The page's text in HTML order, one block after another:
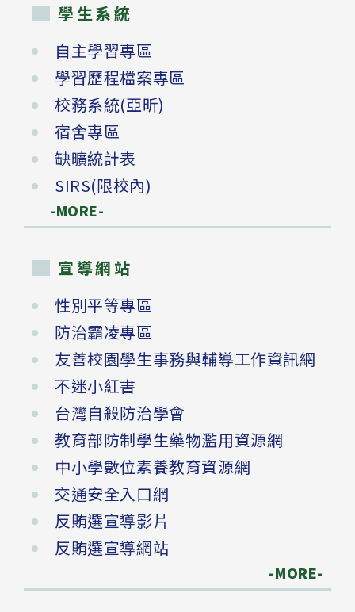
學生系統
自主學習專區
學習歷程檔案專區
校務系統(亞昕)
宿舍專區
缺曠統計表
SIRS(限校內)
-MORE-
宣導網站
性別平等專區
防治霸凌專區
友善校園學生事務與輔導工作資訊網
不迷小紅書
台灣自殺防治學會
教育部防制學生藥物濫用資源網
中小學數位素養教育資源網
交通安全入口網
反賄選宣導影片
反賄選宣導網站
-MORE-